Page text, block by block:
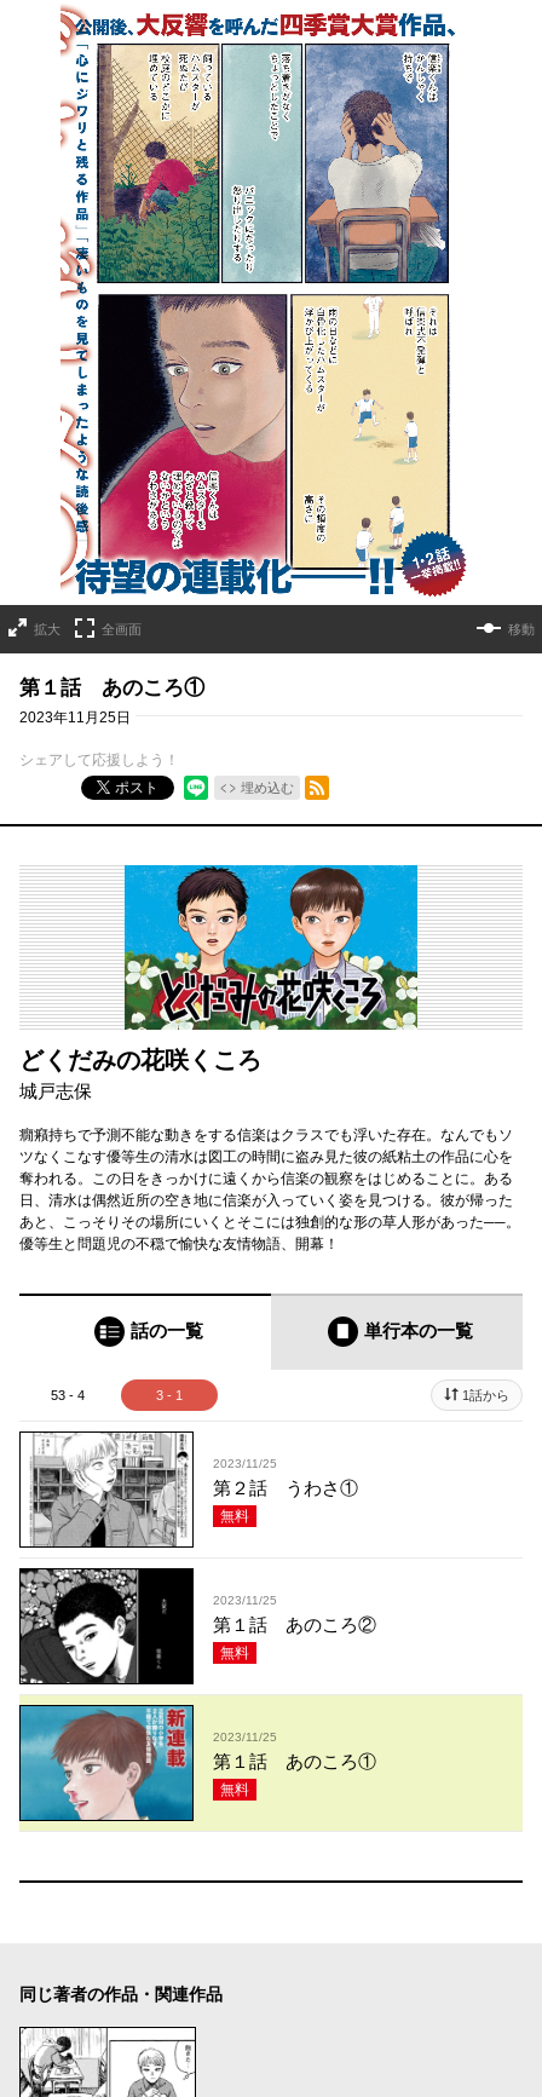
拡大 全画面 移動
第１話 あのころ①
2023年11月25日
シェアして応援しよう！
ポスト
埋め込む
RSSフィード
どくだみの花咲くころ
城戸志保
癇癪持ちで予測不能な動きをする信楽はクラスでも浮いた存在。なんでもソ
ツなくこなす優等生の清水は図工の時間に盗み見た彼の紙粘土の作品に心を
奪われる。この日をきっかけに遠くから信楽の観察をはじめることに。ある
日、清水は偶然近所の空き地に信楽が入っていく姿を見つける。彼が帰った
あと、こっそりその場所にいくとそこには独創的な形の草人形があった──。
優等生と問題児の不穏で愉快な友情物語、開幕！
話の一覧 単行本の一覧
53 - 4 3 - 1 1話から
2023/11/25
第２話 うわさ①
無料
2023/11/25
第１話 あのころ②
無料
2023/11/25
第１話 あのころ①
無料
同じ著者の作品・関連作品